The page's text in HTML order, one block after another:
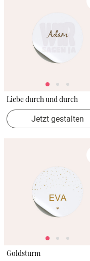
Liebe durch und durch
Jetzt gestalten
Goldsturm